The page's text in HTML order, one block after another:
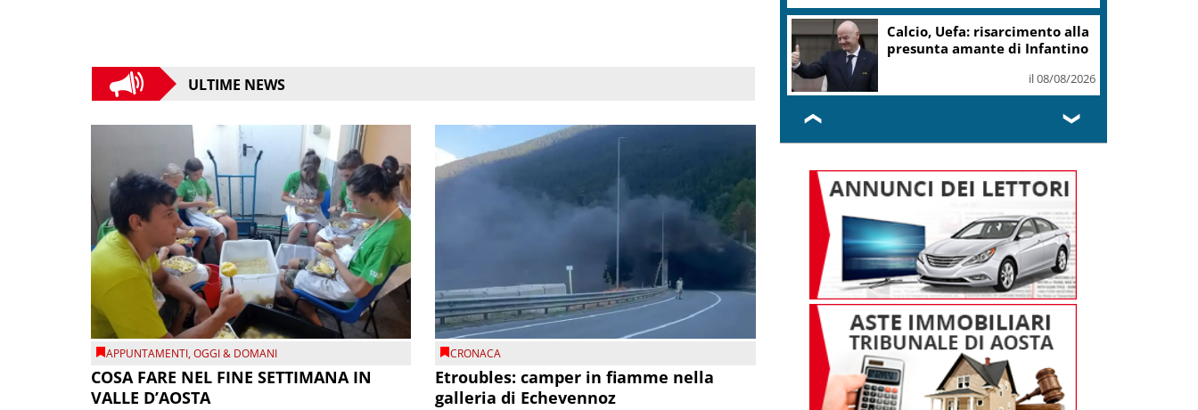
ULTIME NEWS
APPUNTAMENTI,OGGI & DOMANI
COSA FARE NEL FINE SETTIMANA IN
VALLE D’AOSTA
CRONACA
Etroubles: camper in fiamme nella
galleria di Echevennoz
Consulenti Lavoro: “Bussola”
per orientarsi tra i sistemi
il 08/08/2026